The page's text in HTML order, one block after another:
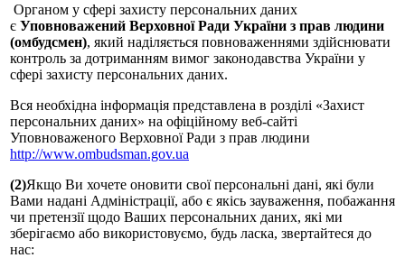
Органом у сфері захисту персональних даних
є Уповноважений Верховної Ради України з прав людини
(омбудсмен), який наділяється повноваженнями здійснювати
контроль за дотриманням вимог законодавства України у
сфері захисту персональних даних.
Вся необхідна інформація представлена в розділі «Захист
персональних даних» на офіційному веб-сайті
Уповноваженого Верховної Ради з прав людини
http://www.ombudsman.gov.ua
(2)Якщо Ви хочете оновити свої персональні дані, які були
Вами надані Адміністрації, або є якісь зауваження, побажання
чи претензії щодо Ваших персональних даних, які ми
зберігаємо або використовуємо, будь ласка, звертайтеся до
нас: